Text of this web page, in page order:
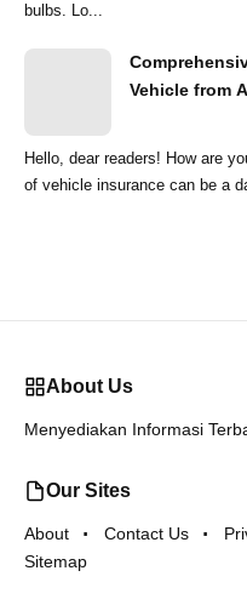
bulbs. Lo...
Vehicle from
Hello, dear readers! How are
of vehicle insurance can be a
About Us
Menyediakan Informasi
Our Sites
About Contact Us
Sitemap